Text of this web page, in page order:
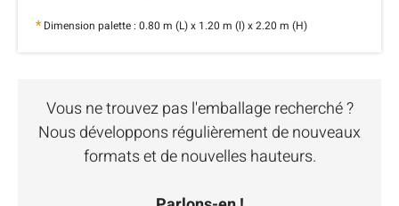
*Dimension palette : 0.80 m (L) x 1.20 m (l) x 2.20 m (H)
Vous ne trouvez pas l'emballage recherché ?
Nous développons régulièrement de nouveaux
formats et de nouvelles hauteurs.